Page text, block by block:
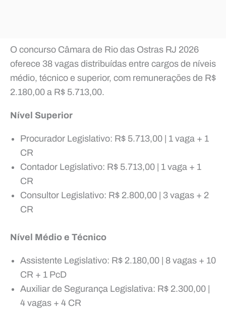
O concurso Câmara de Rio das Ostras RJ 2026
oferece 38 vagas distribuídas entre cargos de níveis
médio, técnico e superior, com remunerações de R$
2.180,00 a R$ 5.713,00.
Nível Superior
Procurador Legislativo: R$ 5.713,00 | 1 vaga + 1
CR
Contador Legislativo: R$ 5.713,00 | 1 vaga + 1
CR
Consultor Legislativo: R$ 2.800,00 | 3 vagas + 2
CR
Nível Médio e Técnico
Assistente Legislativo: R$ 2.180,00 | 8 vagas + 10
CR + 1 PcD
Auxiliar de Segurança Legislativa: R$ 2.300,00 |
4 vagas + 4 CR